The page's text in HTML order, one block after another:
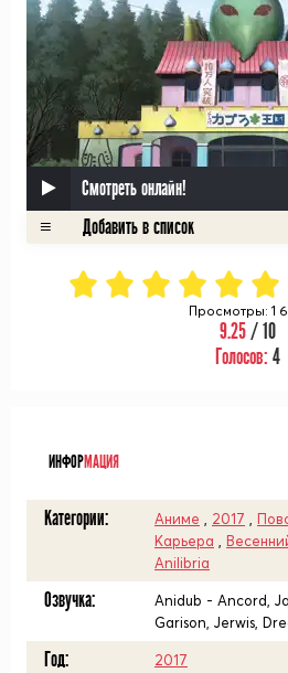
Смотреть онлайн!
Просмотры: 1
9.25/ 10
Голосов: 4
ИНФОРМАЦИЯ
Категории: Аниме 2017
Карьера
Anilibria
Озвучка:
Anidub - Ancord,
Garison, Jerwis,
Год: 2017